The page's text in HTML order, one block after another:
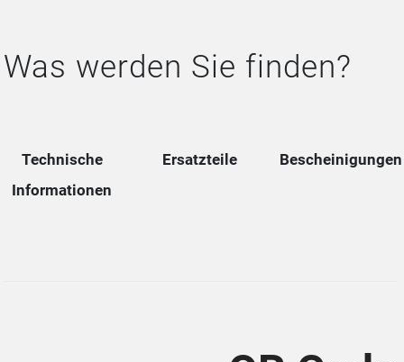
Was werden Sie finden?
Technische
Informationen
Ersatzteile Bescheinigungen